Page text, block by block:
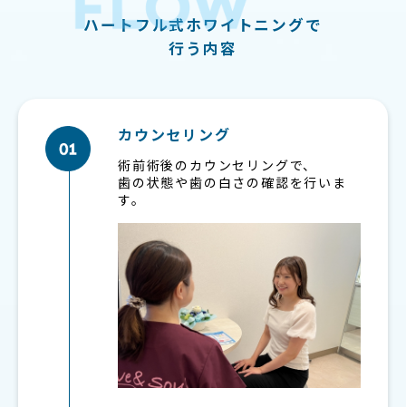
ハートフル式ホワイトニングで
行う内容
カウンセリング
術前術後のカウンセリングで、
歯の状態や歯の白さの確認を行いま
す。